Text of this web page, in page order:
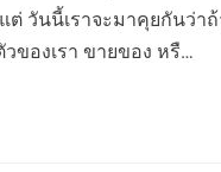
ต่ วันนี้เราจะมาคุยกันว่าถ้
ของเรา ขายของ หรื…